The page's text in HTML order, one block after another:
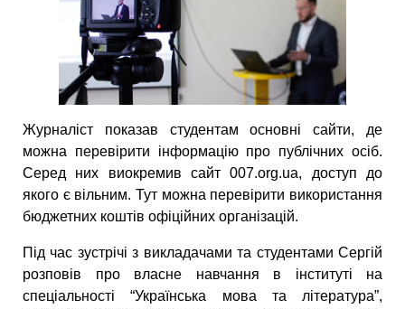
Журналіст показав студентам основні сайти, де
можна перевірити інформацію про публічних осіб.
Серед них виокремив сайт 007.org.ua, доступ до
якого є вільним. Тут можна перевірити використання
бюджетних коштів офіційних організацій.
Під час зустрічі з викладачами та студентами Сергій
розповів про власне навчання в інституті на
спеціальності “Українська мова та література”,